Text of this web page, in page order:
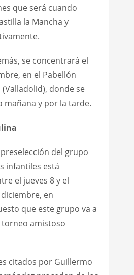
que será cuando
la Mancha y
se concentrará el
en el Pabellón
donde se
mañana y por la tarde.
del grupo
infantiles está
el jueves 8 y el
en
que este grupo va a
amistoso
citados por Guillermo